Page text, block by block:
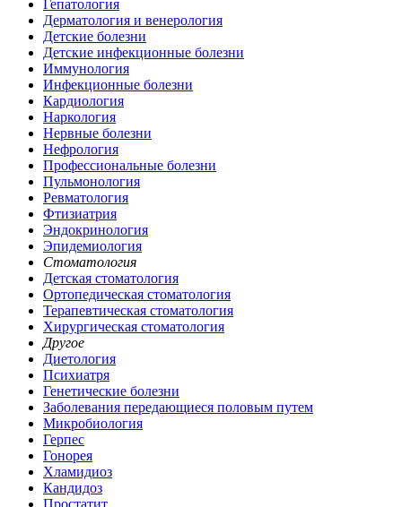
Гепатология
Дерматология и венерология
Детские болезни
Детские инфекционные болезни
Иммунология
Инфекционные болезни
Кардиология
Наркология
Нервные болезни
Нефрология
Профессиональные болезни
Пульмонология
Ревматология
Фтизиатрия
Эндокринология
Эпидемиология
Стоматология
Детская стоматология
Ортопедическая стоматология
Терапевтическая стоматология
Хирургическая стоматология
Другое
Диетология
Психиатря
Генетические болезни
Заболевания передающиеся половым путем
Микробиология
Герпес
Гонорея
Хламидиоз
Кандидоз
Простатит